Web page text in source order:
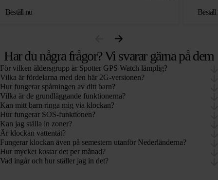
Beställ nu Beställ
Har du några frågor? Vi svarar gärna på dem
För vilken åldersgrupp är Spotter GPS Watch lämplig?
Vilka är fördelarna med den här 2G-versionen?
Hur fungerar spårningen av ditt barn?
Vilka är de grundläggande funktionerna?
Kan mitt barn ringa mig via klockan?
Hur fungerar SOS-funktionen?
Kan jag ställa in zoner?
Är klockan vattentät?
Fungerar klockan även på semestern utanför Nederländerna?
Hur mycket kostar det per månad?
Vad ingår och hur ställer jag in det?